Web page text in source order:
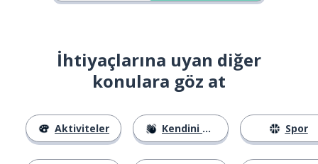
İhtiyaçlarına uyan diğer
konulara göz at
Aktiviteler Kendini Tanıtma Spor